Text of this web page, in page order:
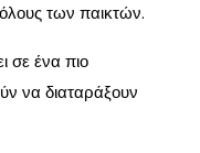
των παικτών.
σε ένα πιο
να διαταράξουν